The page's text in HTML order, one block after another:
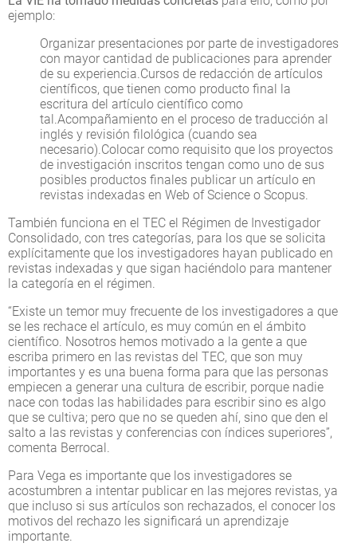
ejemplo:
Organizar presentaciones por parte de investigadores
con mayor cantidad de publicaciones para aprender
de su experiencia.Cursos de redacción de artículos
científicos, que tienen como producto final la
escritura del artículo científico como
tal.Acompañamiento en el proceso de traducción al
inglés y revisión filológica (cuando sea
necesario).Colocar como requisito que los proyectos
de investigación inscritos tengan como uno de sus
posibles productos finales publicar un artículo en
revistas indexadas en Web of Science o Scopus.
También funciona en el TEC el Régimen de Investigador
Consolidado, con tres categorías, para los que se solicita
explícitamente que los investigadores hayan publicado en
revistas indexadas y que sigan haciéndolo para mantener
la categoría en el régimen.
“Existe un temor muy frecuente de los investigadores a que
se les rechace el artículo, es muy común en el ámbito
científico. Nosotros hemos motivado a la gente a que
escriba primero en las revistas del TEC, que son muy
importantes y es una buena forma para que las personas
empiecen a generar una cultura de escribir, porque nadie
nace con todas las habilidades para escribir sino es algo
que se cultiva; pero que no se queden ahí, sino que den el
salto a las revistas y conferencias con índices superiores”,
comenta Berrocal.
Para Vega es importante que los investigadores se
acostumbren a intentar publicar en las mejores revistas, ya
que incluso si sus artículos son rechazados, el conocer los
motivos del rechazo les significará un aprendizaje
importante.